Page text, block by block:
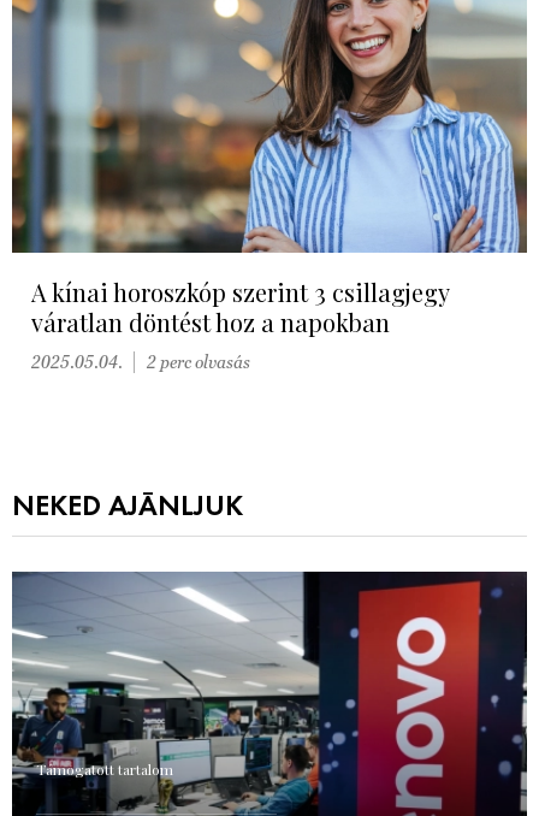
A kínai horoszkóp szerint 3 csillagjegy
váratlan döntést hoz a napokban
2025.05.04. 2 perc olvasás
NEKED AJÁNLJUK
Támogatott tartalom